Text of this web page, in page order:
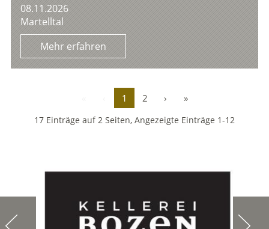
08.11.2026
Martelltal
Mehr erfahren
1 2 › »
17 Einträge auf 2 Seiten, Angezeigte Einträge 1-12